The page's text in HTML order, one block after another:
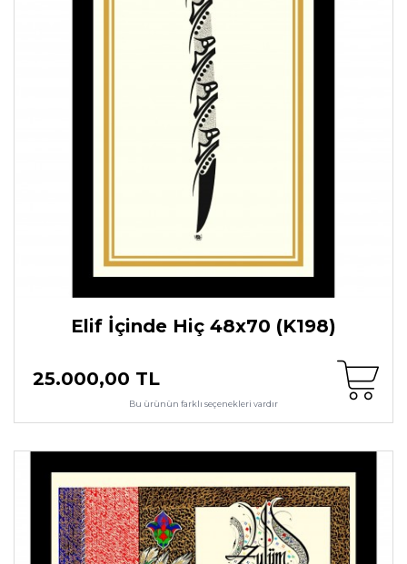
Elif İçinde Hiç 48x70 (K198)
25.000,00 TL
Bu ürünün farklı seçenekleri vardır